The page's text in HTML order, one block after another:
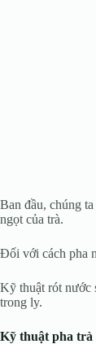
Ban đầu, chúng
ngọt của trà.
Đối với cách pha
Kỹ thuật rót nước
trong ly.
Kỹ thuật pha trà